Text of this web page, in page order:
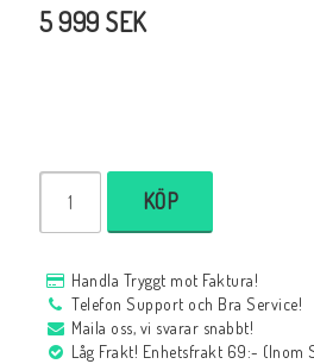
5 999 SEK
KÖP
Handla Tryggt mot Faktura!
Telefon Support och Bra Service!
Maila oss, vi svarar snabbt!
Låg Frakt! Enhetsfrakt 69:- (Inom